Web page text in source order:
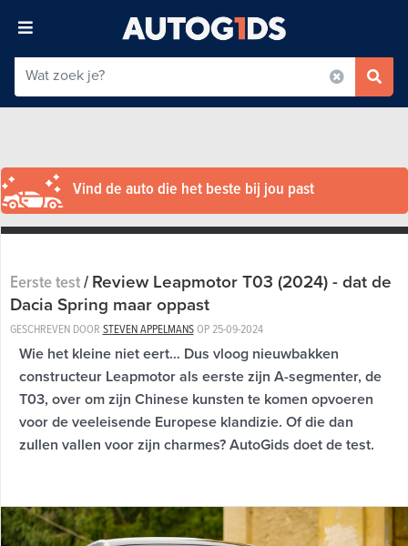
Vind de auto die het beste bij jou past
Eerste test/Review Leapmotor T03 (2024) - dat de
Dacia Spring maar oppast
GESCHREVEN DOOR STEVEN APPELMANSOP 25-09-2024
Wie het kleine niet eert… Dus vloog nieuwbakken
constructeur Leapmotor als eerste zijn A-segmenter, de
T03, over om zijn Chinese kunsten te komen opvoeren
voor de veeleisende Europese klandizie. Of die dan
zullen vallen voor zijn charmes? AutoGids doet de test.